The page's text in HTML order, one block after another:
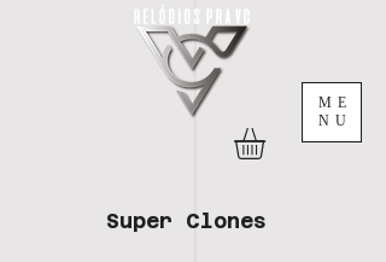
ME
NU
Super Clones